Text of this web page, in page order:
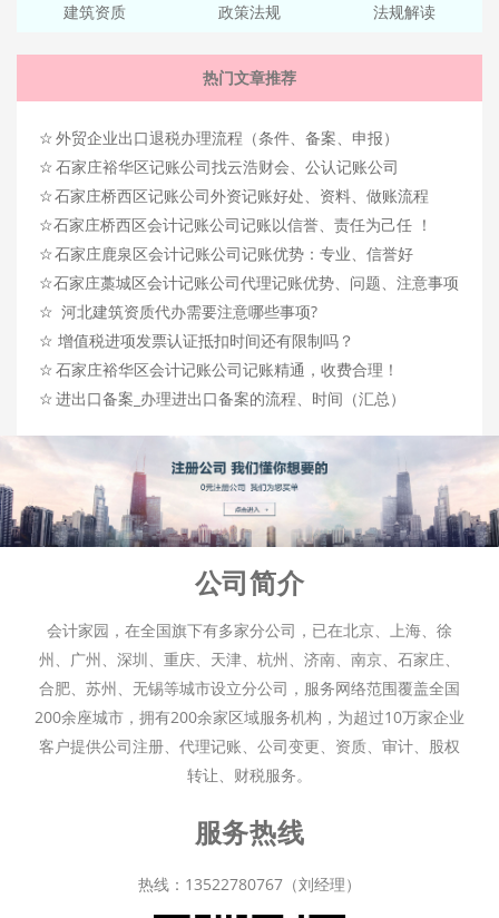
建筑资质
政策法规 法规解读
热门文章推荐
☆ 外贸企业出口退税办理流程（条件、备案、申报）
☆ 石家庄裕华区记账公司找云浩财会、公认记账公司
☆石家庄桥西区记账公司外资记账好处、资料、做账流程
☆石家庄桥西区会计记账公司记账以信誉、责任为己任 ！
☆石家庄鹿泉区会计记账公司记账优势：专业、信誉好
☆石家庄藁城区会计记账公司代理记账优势、问题、注意事项
☆ 河北建筑资质代办需要注意哪些事项?
☆ 增值税进项发票认证抵扣时间还有限制吗？
☆ 石家庄裕华区会计记账公司记账精通，收费合理！
☆ 进出口备案_办理进出口备案的流程、时间（汇总）
公司简介
会计家园，在全国旗下有多家分公司，已在北京、上海、徐
州、广州、深圳、重庆、天津、杭州、济南、南京、石家庄、
合肥、苏州、无锡等城市设立分公司，服务网络范围覆盖全国
200余座城市，拥有200余家区域服务机构，为超过10万家企业
客户提供公司注册、代理记账、公司变更、资质、审计、股权
转让、财税服务。
服务热线
热线：13522780767（刘经理）